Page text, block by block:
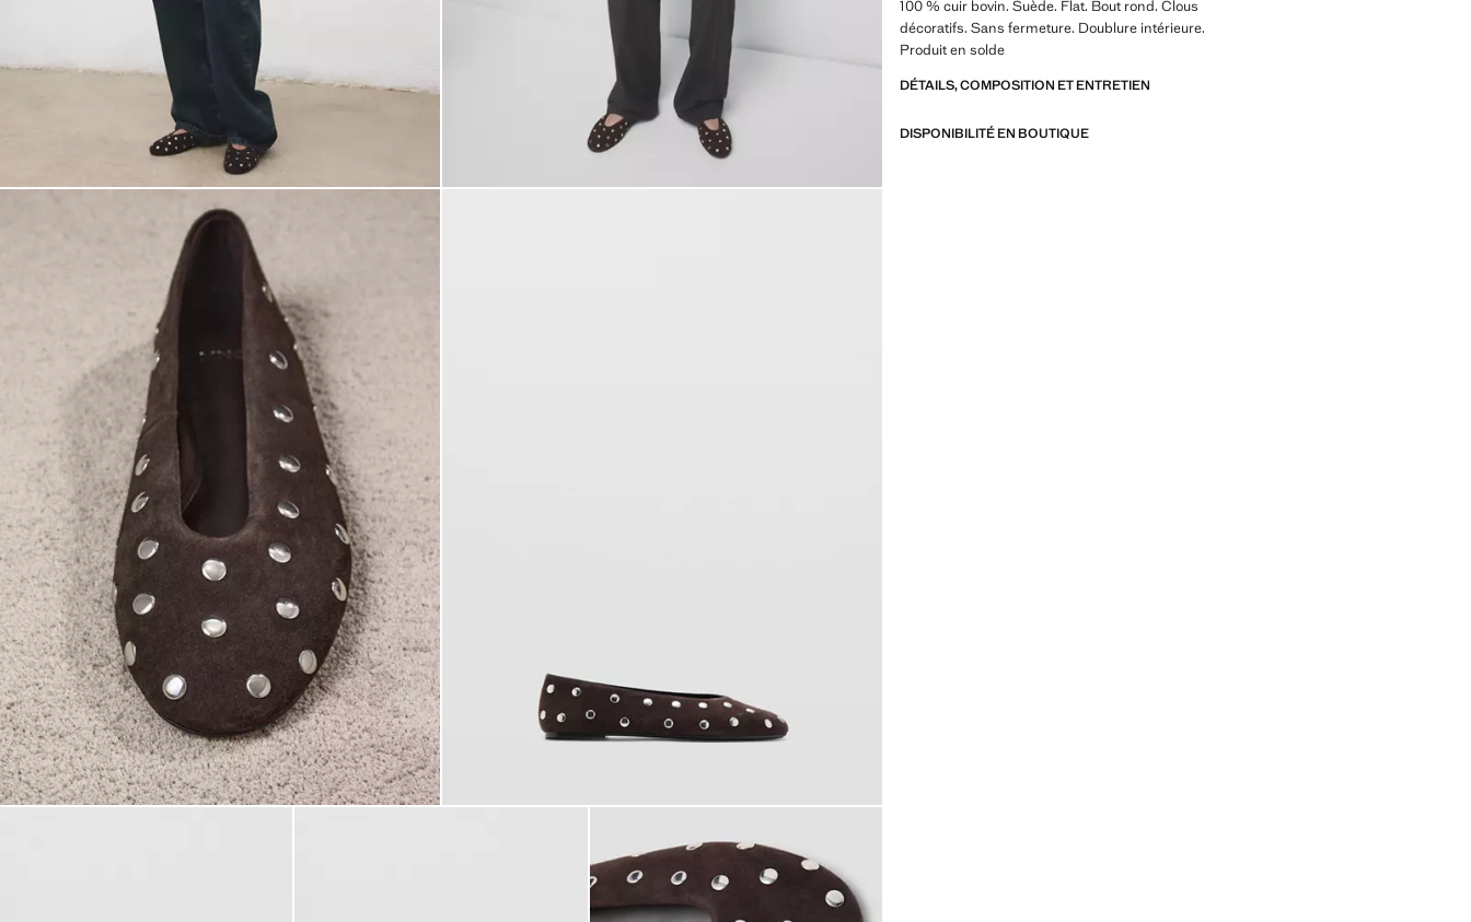
100 % cuir bovin. Suède. Flat. Bout rond. Clous
décoratifs. Sans fermeture. Doublure intérieure.
Produit en solde
DÉTAILS, COMPOSITION ET ENTRETIEN
DISPONIBILITÉ EN BOUTIQUE